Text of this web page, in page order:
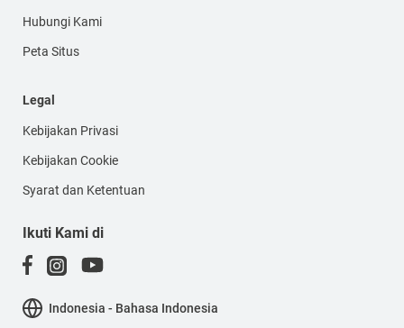
Hubungi Kami
Peta Situs
Legal
Kebijakan Privasi
Kebijakan Cookie
Syarat dan Ketentuan
Ikuti Kami di
Indonesia - Bahasa Indonesia